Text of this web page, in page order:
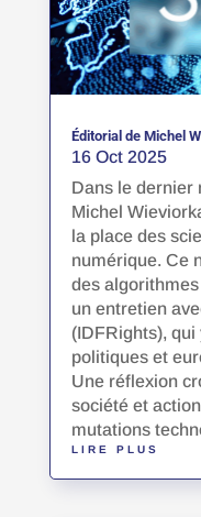
Éditorial de Michel
16 Oct 2025
Dans le dernier
Michel
la place des
numérique. Ce
des
un entretien
(IDFRights),
politiques et
Une réflexion
société et
mutations
LIRE PLUS